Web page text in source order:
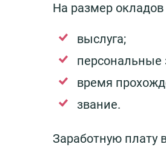
На размер
выслуга;
персональные
время
звание.
Заработную плату